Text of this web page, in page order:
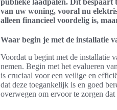
publieke laadpalen. Dit bespaart
van uw woning, vooral nu
alleen financieel voordelig is,
Waar begin je met de installatie
Voordat u begint met de installatie
nemen. Begin met het evalueren
is cruciaal voor een veilige en
dat deze toegankelijk is en goed
overwegen om ervoor te zorgen